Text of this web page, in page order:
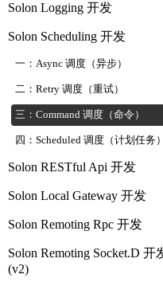
Solon Logging 开发
Solon Scheduling 开发
一：Async 调度（异步）
二：Retry 调度（重试）
三：Command 调度（命令）
四：Scheduled 调度（计划任务）
Solon RESTful Api 开发
Solon Local Gateway 开发
Solon Remoting Rpc 开发
Solon Remoting Socket.D 开
(v2)